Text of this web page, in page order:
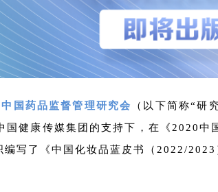
中国药品监督管理研究会 （以下简称“研
国健康传媒集团的支持下，在《2020中
写了《中国化妆品蓝皮书（2022/